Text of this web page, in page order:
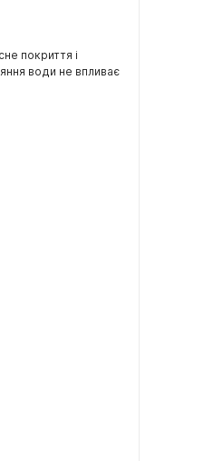
покриття і
води не впливає